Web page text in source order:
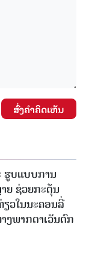
ສົ່ງຄໍາຄິດເຫັນ
ບແບບການ
ຊ່ວຍກະຕຸ້ນ
ວໃນນະຄອນລີ່
ພາກຕາເວັນຕົກ